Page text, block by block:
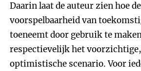
Daarin laat de auteur zien hoe de
voorspelbaarheid van
toeneemt door gebruik te
respectievelijk het
optimistische scenario. Voor